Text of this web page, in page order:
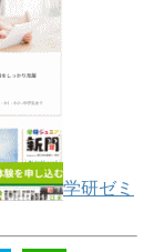
学研ゼミ